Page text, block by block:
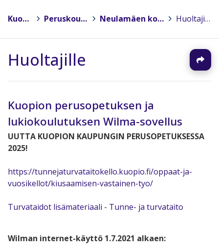
Kuopio > Peruskoulut > Neulamäen koulu Huoltajille
Huoltajille
Kuopion perusopetuksen ja
lukiokoulutuksen Wilma-sovellus
UUTTA KUOPION KAUPUNGIN PERUSOPETUKSESSA
2025!
https://tunnejaturvataitokello.kuopio.fi/oppaat-ja-
vuosikellot/kiusaamisen-vastainen-tyo/
Turvataidot lisämateriaali - Tunne- ja turvataito
Wilman internet-käyttö 1.7.2021 alkaen: